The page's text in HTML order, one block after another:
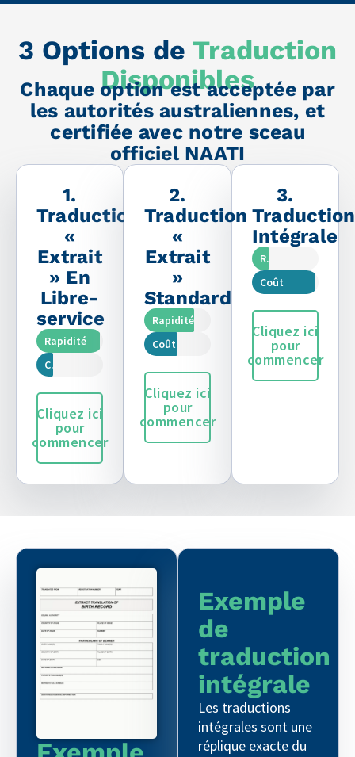
3 Options de Traduction
Disponibles
Chaque option est acceptée par
les autorités australiennes, et
certifiée avec notre sceau
officiel NAATI
1.
Traduction
«
Extrait
» En
Libre-
service
Rapidité
Coût
Cliquez ici
pour
commencer
2.
Traduction
«
Extrait
»
Standard
Rapidité
Coût
Cliquez ici
pour
commencer
3.
Traduction
Intégrale
Rapidité
Coût
Cliquez ici
pour
commencer
Exemple
de
traduction
intégrale
Les traductions
intégrales sont une
réplique exacte du